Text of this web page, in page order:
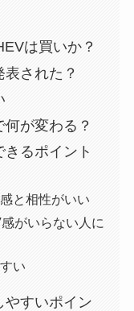
は買いか？
された？
が変わる？
るポイント
と相性がいい
がいらない人に
い
やすいポイン